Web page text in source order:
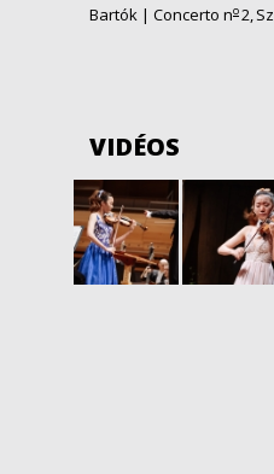
Bartók | Concerto no2,Sz
VIDÉOS